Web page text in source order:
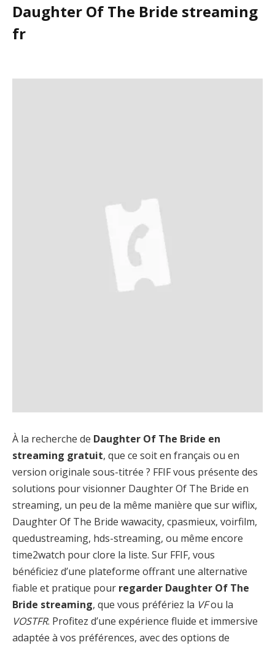
Daughter Of The Bride streaming
fr
À la recherche de Daughter Of The Bride en
streaming gratuit, que ce soit en français ou en
version originale sous-titrée ? FFIF vous présente des
solutions pour visionner Daughter Of The Bride en
streaming, un peu de la même manière que sur wiflix,
Daughter Of The Bride wawacity, cpasmieux, voirfilm,
quedustreaming, hds-streaming, ou même encore
time2watch pour clore la liste. Sur FFIF, vous
bénéficiez d’une plateforme offrant une alternative
fiable et pratique pour regarder Daughter Of The
Bride streaming, que vous préfériez la VFou la
VOSTFR. Profitez d’une expérience fluide et immersive
adaptée à vos préférences, avec des options de